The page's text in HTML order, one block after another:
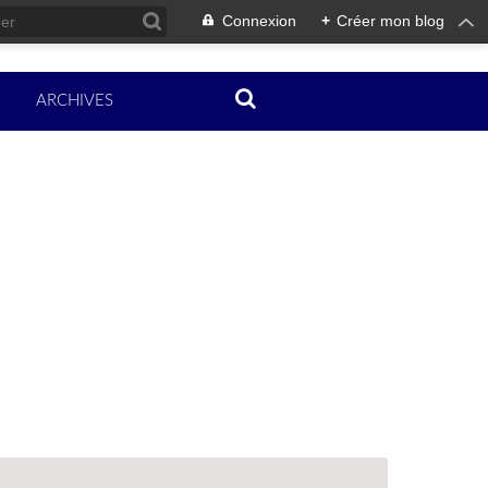
Connexion + Créer mon blog
ARCHIVES